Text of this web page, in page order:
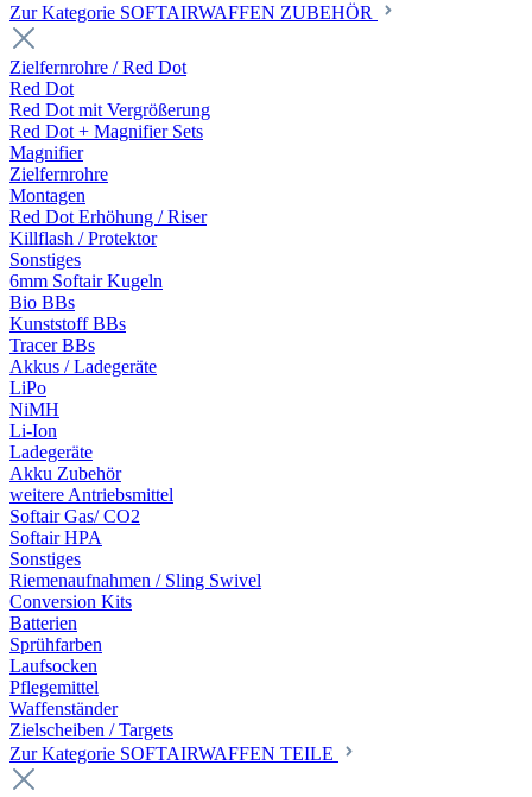
Zur Kategorie SOFTAIRWAFFEN ZUBEHÖR
Zielfernrohre / Red Dot
Red Dot
Red Dot mit Vergrößerung
Red Dot + Magnifier Sets
Magnifier
Zielfernrohre
Montagen
Red Dot Erhöhung / Riser
Killflash / Protektor
Sonstiges
6mm Softair Kugeln
Bio BBs
Kunststoff BBs
Tracer BBs
Akkus / Ladegeräte
LiPo
NiMH
Li-Ion
Ladegeräte
Akku Zubehör
weitere Antriebsmittel
Softair Gas/ CO2
Softair HPA
Sonstiges
Riemenaufnahmen / Sling Swivel
Conversion Kits
Batterien
Sprühfarben
Laufsocken
Pflegemittel
Waffenständer
Zielscheiben / Targets
Zur Kategorie SOFTAIRWAFFEN TEILE